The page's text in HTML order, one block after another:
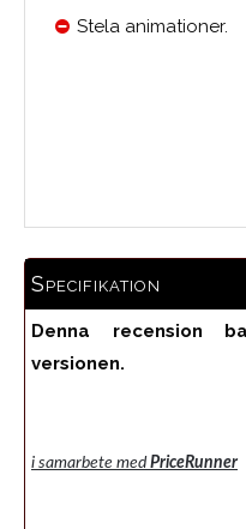
Stela animationer.
Specifikation
Denna recension
versionen.
i samarbete medPriceRunner